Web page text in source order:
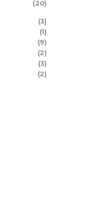
(20)
(3)
(1)
(9)
(2)
(3)
(2)